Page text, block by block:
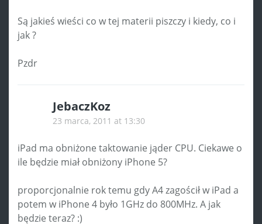
Są jakieś wieści co w tej materii piszczy i kiedy, co i
jak ?
Pzdr
JebaczKoz
23 marca, 2011 at 13:30
iPad ma obniżone taktowanie jąder CPU. Ciekawe o
ile będzie miał obniżony iPhone 5?
proporcjonalnie rok temu gdy A4 zagościł w iPad a
potem w iPhone 4 było 1GHz do 800MHz. A jak
będzie teraz? :)